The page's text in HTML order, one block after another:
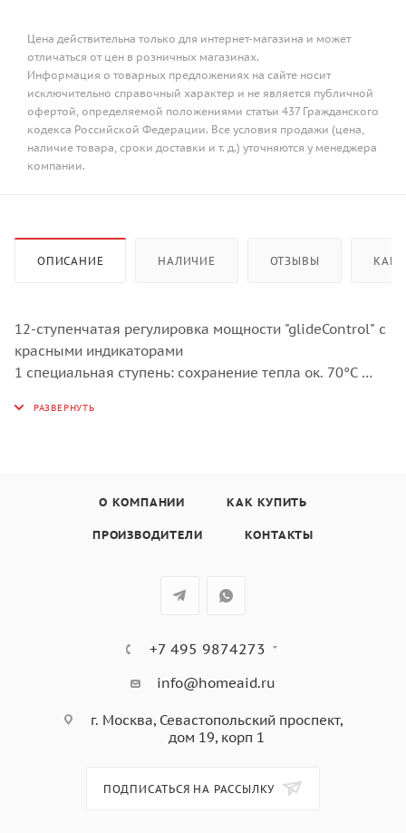
Цена действительна только для интернет-магазина и может
отличаться от цен в розничных магазинах.
Информация о товарных предложениях на сайте носит
исключительно справочный характер и не является публичной
офертой, определяемой положениями статьи 437 Гражданского
кодекса Российской Федерации. Все условия продажи (цена,
наличие товара, сроки доставки и т. д.) уточняются у менеджера
компании.
ОПИСАНИЕ НАЛИЧИЕ ОТЗЫВЫ КАК
12-ступенчатая регулировка мощности "glideControl" с
красными индикаторами
1 специальная ступень: сохранение тепла ок. 70°C
Функция объединения ближней и дальней варочных
Таймер с функцией отключения
Принудительное отключение (ограничение
4 варочные зоны 210 x 190 мм / 2100 Вт (3000 Вт*)
О КОМПАНИИ КАК КУПИТЬ
ПРОИЗВОДИТЕЛИ КОНТАКТЫ
+7 495 9874273
info@homeaid.ru
г. Москва, Севастопольский проспект,
дом 19, корп 1
ПОДПИСАТЬСЯ НА РАССЫЛКУ